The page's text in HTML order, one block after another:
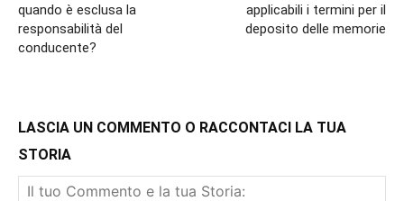
quando è esclusa la
responsabilità del
conducente?
applicabili i termini per il
deposito delle memorie
LASCIA UN COMMENTO O RACCONTACI LA TUA
STORIA